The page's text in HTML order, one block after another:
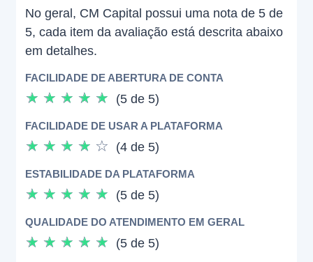
No geral, CM Capital possui uma nota de 5 de
5, cada item da avaliação está descrita abaixo
em detalhes.
FACILIDADE DE ABERTURA DE CONTA
☆ ☆ ☆ ☆ ☆ (5 de 5)
FACILIDADE DE USAR A PLATAFORMA
☆ ☆ ☆ ☆ ☆ (4 de 5)
ESTABILIDADE DA PLATAFORMA
☆ ☆ ☆ ☆ ☆ (5 de 5)
QUALIDADE DO ATENDIMENTO EM GERAL
☆ ☆ ☆ ☆ ☆ (5 de 5)